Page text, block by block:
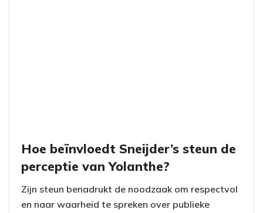
Hoe beïnvloedt Sneijder’s steun de
perceptie van Yolanthe?
Zijn steun benadrukt de noodzaak om respectvol
en naar waarheid te spreken over publieke